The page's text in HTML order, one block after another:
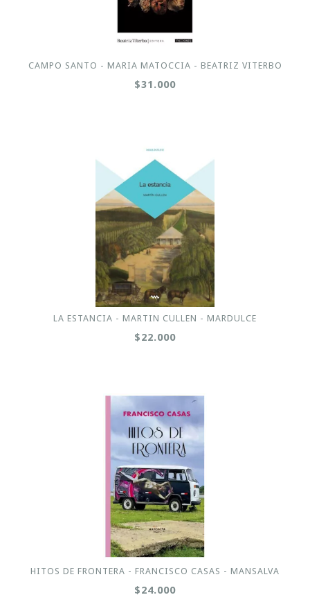
CAMPO SANTO - MARIA MATOCCIA - BEATRIZ VITERBO
$31.000
LA ESTANCIA - MARTIN CULLEN - MARDULCE
$22.000
HITOS DE FRONTERA - FRANCISCO CASAS - MANSALVA
$24.000